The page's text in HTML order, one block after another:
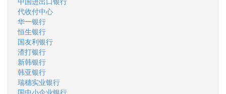
代收付中心
华一银行
恒生银行
国友利银行
渣打银行
新韩银行
韩亚银行
瑞穗实业银行
国中小企业银行